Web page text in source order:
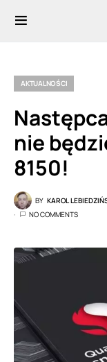
AKTUALNOŚCI
nie
8150!
BY KAROL
NO COMMENTS